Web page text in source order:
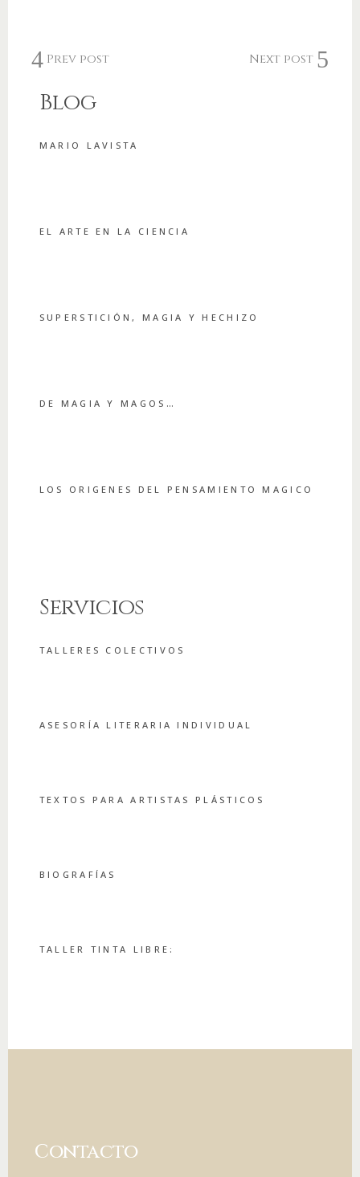
Prev post Next post
Blog
MARIO LAVISTA
EL ARTE EN LA CIENCIA
SUPERSTICIÓN, MAGIA Y HECHIZO
DE MAGIA Y MAGOS…
LOS ORIGENES DEL PENSAMIENTO MAGICO
Servicios
TALLERES COLECTIVOS
ASESORÍA LITERARIA INDIVIDUAL
TEXTOS PARA ARTISTAS PLÁSTICOS
BIOGRAFÍAS
TALLER TINTA LIBRE:
Contacto